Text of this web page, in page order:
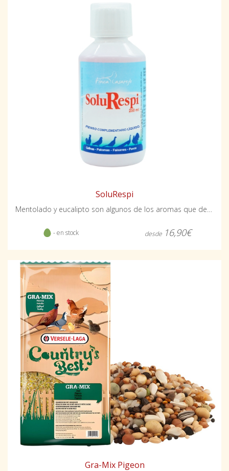
SoluRespi
- en stock desde 16,90€
Gra-Mix Pigeon